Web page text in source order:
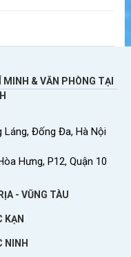
MINH & VĂN PHÒNG TẠI
Láng, Đống Đa, Hà Nội
Hưng, P12, Quận 10
- VŨNG TÀU
KẠN
NINH